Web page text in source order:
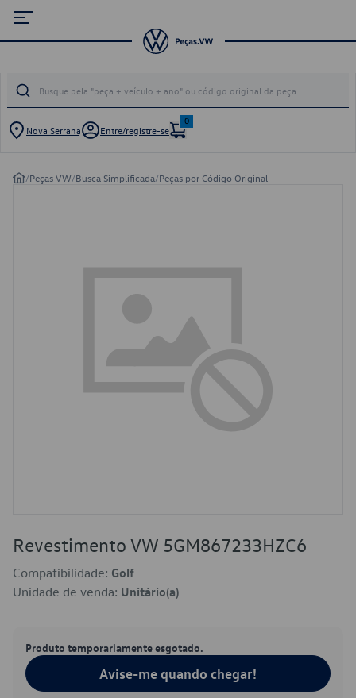
Nova Serrana Entre/registre-se
0
/Peças VW/Busca Simplificada/Peças por Código Original
Revestimento VW 5GM867233HZC6
Compatibilidade: Golf
Unidade de venda: Unitário(a)
Produto temporariamente esgotado.
Avise-me quando chegar!